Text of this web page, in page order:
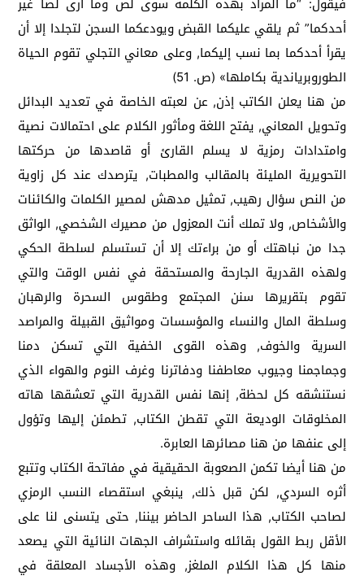
أحدكما” ثم يلقي عليكما القبض ويودعكما السجن لتجلدا إلا أن
يقرأ أحدكما بما نسب إليكما, وعلى معاني التجلي تقوم الحياة
الطوروبرياندية بكاملها» (ص. 51)
من هنا يعلن الكاتب إذن, عن لعبته الخاصة في تعديد البدائل
وتحويل المعاني, يفتح اللغة ومأثور الكلام على احتمالات نصية
وامتدادات رمزية لا يسلم القارئ أو قاصدها من حركتها
التحويرية المليئة بالمقالب والمطبات, يترصدك عند كل زاوية
من النص سؤال رهيب, تمثيل مدهش لمصير الكلمات والكائنات
والأشخاص, ولا تملك أنت المعزول من مصيرك الشخصي, الواثق
جدا من نباهتك أو من براءتك إلا أن تستسلم لسلطة الحكي
ولهذه القدرية الجارحة والمستحقة في نفس الوقت والتي
تقوم بتقريرها سنن المجتمع وطقوس السحرة والرهبان
وسلطة المال والنساء والمؤسسات ومواثيق القبيلة والمراصد
السرية والخوف, وهذه القوى الخفية التي تسكن دمنا
وجماجمنا وجيوب معاطفنا ودفاترنا وغرف النوم والهواء الذي
نستنشقه كل لحظة, إنها نفس القدرية التي تعشقها هاته
المخلوقات الوديعة التي تقطن الكتاب, تطمئن إليها وتؤول
إلى عنفها من هنا مصائرها العابرة.
من هنا أيضا تكمن الصعوبة الحقيقية في مفاتحة الكتاب وتتبع
أثره السردي, لكن قبل ذلك, ينبغي استقصاء النسب الرمزي
لصاحب الكتاب, هذا الساحر الحاضر بيننا, حتى يتسنى لنا على
الأقل ربط القول بقائله واستشراف الجهات النائية التي يصعد
منها كل هذا الكلام الملغز, وهذه الأجساد المعلقة في